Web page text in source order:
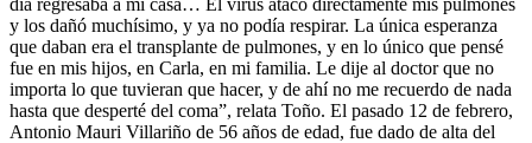
y los dañó muchísimo, y ya no podía respirar. La única esperanza
que daban era el transplante de pulmones, y en lo único que pensé
fue en mis hijos, en Carla, en mi familia. Le dije al doctor que no
importa lo que tuvieran que hacer, y de ahí no me recuerdo de nada
hasta que desperté del coma”, relata Toño. El pasado 12 de febrero,
Antonio Mauri Villariño de 56 años de edad, fue dado de alta del